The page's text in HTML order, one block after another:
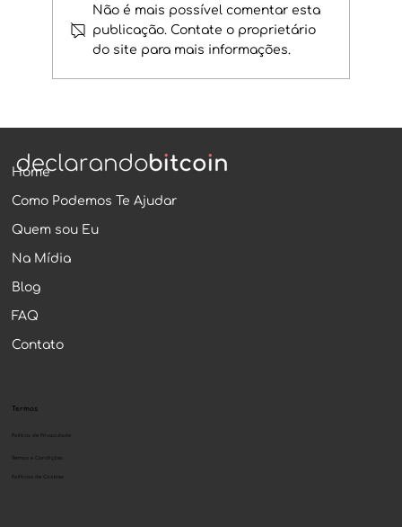
Como a Receita Federal sabe que
Não é mais possível comentar esta
publicação. Contate o proprietário
do site para mais informações.
Home
Como Podemos Te Ajudar
Quem sou Eu
Na Mídia
Blog
FAQ
Contato
Termos
Política de Privacidade
Termos e Condições
Políticas de Cookies